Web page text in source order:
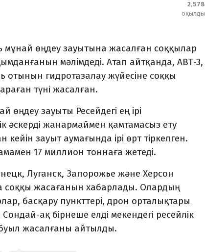
2,578
оқылды
мұнай өңдеу зауытына жасалған соққылар
мәлімдеді. Атап айтқанда, АВТ-3,
отынын гидротазалау жүйесіне соққы
түні жасалған.
зауыты Ресейдегі ең ірі
әскерді жанармаймен қамтамасыз ету
зауыт аумағында ірі өрт тіркелген.
17 миллион тоннаға жетеді.
Луганск, Запорожье және Херсон
соққы жасағанын хабарлады. Олардың
басқару пункттері, дрон орталықтары
ақ бірнеше елді мекендегі ресейлік
жасалғаны айтылды.